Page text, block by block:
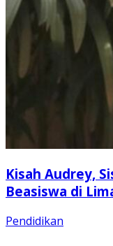
Kisah Audrey,
Beasiswa di
Pendidikan